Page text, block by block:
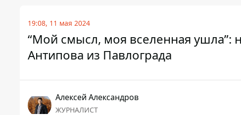
19:08, 11 мая 2024
“Мой смысл, моя вселенная ушла”:
Антипова из Павлограда
Алексей Александров
ЖУРНАЛИСТ